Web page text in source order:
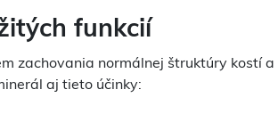
funkcií
zachovania normálnej štruktúry kostí a
aj tieto účinky: